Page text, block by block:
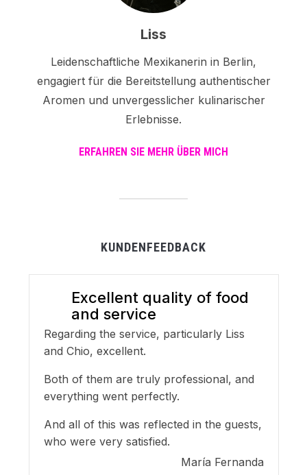
Liss
Leidenschaftliche Mexikanerin in Berlin,
engagiert für die Bereitstellung authentischer
Aromen und unvergesslicher kulinarischer
Erlebnisse.
ERFAHREN SIE MEHR ÜBER MICH
KUNDENFEEDBACK
Excellent quality of food
and service
Regarding the service, particularly Liss
and Chio, excellent.
Both of them are truly professional, and
everything went perfectly.
And all of this was reflected in the guests,
who were very satisfied.
María Fernanda